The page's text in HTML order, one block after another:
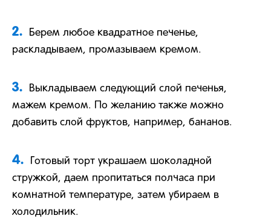
2.
Берем любое квадратное печенье,
раскладываем, промазываем кремом.
3.
Выкладываем следующий слой печенья,
мажем кремом. По желанию также можно
добавить слой фруктов, например, бананов.
4.
Готовый торт украшаем шоколадной
стружкой, даем пропитаться полчаса при
комнатной температуре, затем убираем в
холодильник.